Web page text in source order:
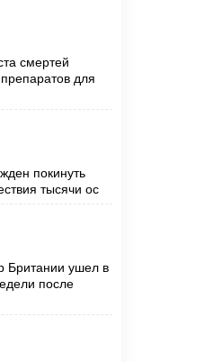
смертей
для
покинуть
тысячи ос
Британии ушел в
после